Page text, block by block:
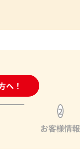
へ！
ォーム
2
お客様情報